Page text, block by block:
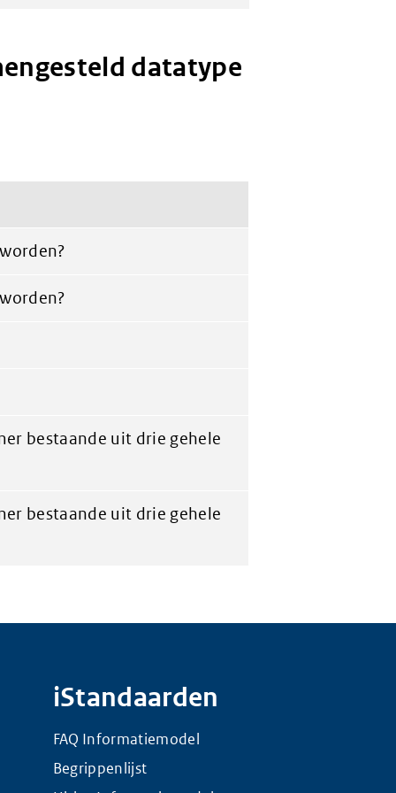
datatype
bestaande uit drie gehele
bestaande uit drie gehele
iStandaarden
FAQ Informatiemodel
Begrippenlijst